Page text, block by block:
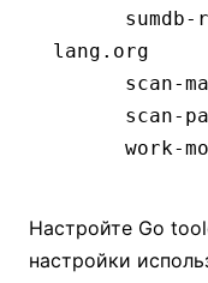
lang.org
work-
Настройте Go
настройки